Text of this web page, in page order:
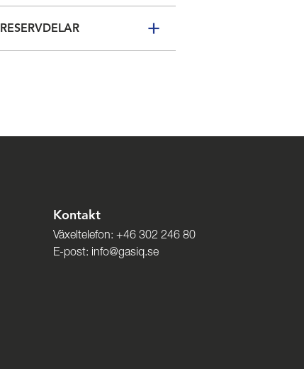
RESERVDELAR
Kontakt
Växeltelefon:+46 302 246 80
E-post: info@gasiq.se